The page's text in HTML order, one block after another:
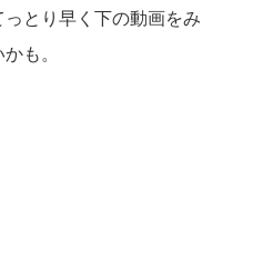
とり早く下の動画をみ
も。